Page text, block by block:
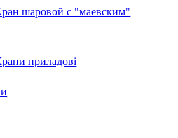
шаровой с "маевским"
приладові